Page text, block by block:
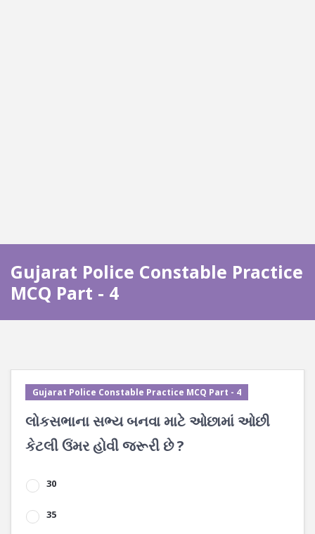
Gujarat Police Constable Practice
MCQ Part - 4
Gujarat Police Constable Practice MCQ Part - 4
લોકસભાના સભ્ય બનવા માટે ઓછામાં ઓછી
કેટલી ઉંમર હોવી જરૂરી છે ?
30
35